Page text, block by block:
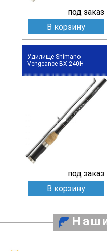
под заказ
В корзину
Удилище Shimano
Vengeance BX 240H
под заказ
В корзину